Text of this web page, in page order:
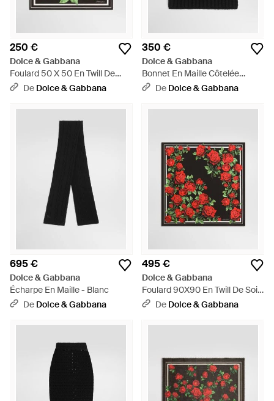
250 €
Dolce & Gabbana
Foulard 50 X 50 En Twill De
Soie À Imprimé Roses - Rouge
De Dolce & Gabbana
350 €
Dolce & Gabbana
Bonnet En Maille Côtelée
Anglaise - Noir
De Dolce & Gabbana
695 €
Dolce & Gabbana
Écharpe En Maille - Blanc
De Dolce & Gabbana
495 €
Dolce & Gabbana
Foulard 90X90 En Twill De Soie
À Imprimé Rose - Rouge
De Dolce & Gabbana